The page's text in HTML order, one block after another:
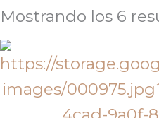
Mostrando los 6